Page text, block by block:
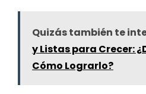
Quizás también te
y Listas para Crecer:
Cómo Lograrlo?